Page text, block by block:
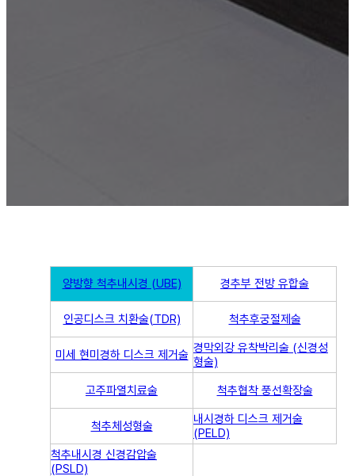
양방향 척추내시경 (UBE) 경추부 전방 유합술
인공디스크 치환술(TDR) 척추후궁절제술
미세 현미경하 디스크 제거술 경막외강 유착박리술 (신경성
형술)
고주파열치료술
척추협착 풍선확장술
척추체성형술
내시경하 디스크 제거술
(PELD)
척추내시경 신경감압술
(PSLD)